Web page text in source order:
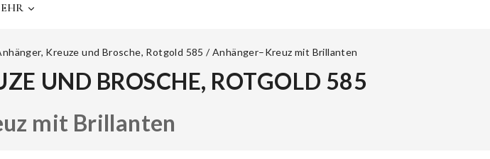
Kreuze und Brosche, Rotgold 585 / Anhänger–Kreuz mit Brillanten
UND BROSCHE, ROTGOLD 585
mit Brillanten